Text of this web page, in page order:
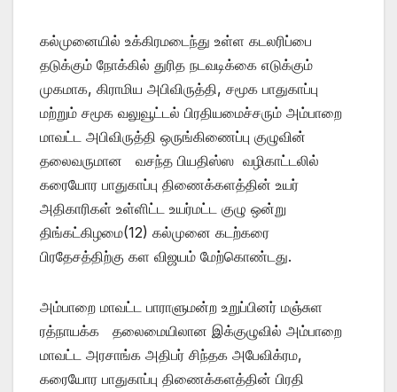
கல்முனையில் உக்கிரமடைந்து உள்ள கடலரிப்பை
தடுக்கும் நோக்கில் துரித நடவடிக்கை எடுக்கும்
முகமாக, கிராமிய அபிவிருத்தி, சமூக பாதுகாப்பு
மற்றும் சமூக வலுவூட்டல் பிரதியமைச்சரும் அம்பாறை
மாவட்ட அபிவிருத்தி ஒருங்கிணைப்பு குழுவின்
தலைவருமான வசந்த பியதிஸ்ஸ வழிகாட்டலில்
கரையோர பாதுகாப்பு திணைக்களத்தின் உயர்
அதிகாரிகள் உள்ளிட்ட உயர்மட்ட குழு ஒன்று
திங்கட்கிழமை(12) கல்முனை கடற்கரை
பிரதேசத்திற்கு கள விஜயம் மேற்கொண்டது.
அம்பாறை மாவட்ட பாராளுமன்ற உறுப்பினர் மஞ்சுள
ரத்நாயக்க தலைமையிலான இக்குழுவில் அம்பாறை
மாவட்ட அரசாங்க அதிபர் சிந்தக அபேவிக்ரம,
கரையோர பாதுகாப்பு திணைக்களத்தின் பிரதி